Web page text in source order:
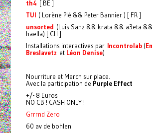
th4 [ BE ]
TUI( Lorène Plé && Peter Bannier ) [ FR ]
unsorted (Luis Sanz && krata && a3eta
haella) [ CH ]
Installations interactives par Incontrolab(
Breslavetz et Léon Denise)
Nourriture et Merch sur place.
Avec la participation de Purple Effect
+/- 8 Euros
NO CB ! CASH ONLY !
Grrrnd Zero
60 av de bohlen